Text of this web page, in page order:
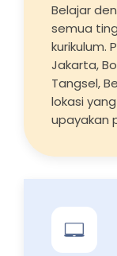
Belajar
semua
kurikulum.
Jakarta,
Tangsel,
lokasi
upayakan